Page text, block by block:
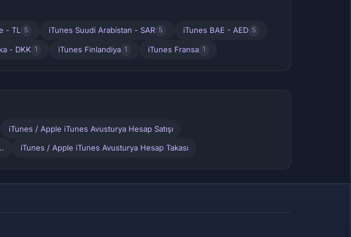
- TL 5 iTunes Suudi Arabistan - SAR 5 iTunes BAE - AED 5
- DKK 1 iTunes Finlandiya 1 iTunes Fransa 1
iTunes / Apple iTunes Avusturya Hesap Satışı
iTunes / Apple iTunes Avusturya Hesap Takası